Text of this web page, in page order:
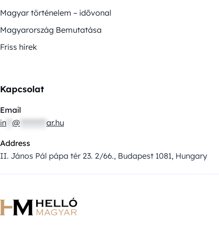
Magyar történelem – idővonal
Magyarország Bemutatása
Friss hírek
Kapcsolat
Email
in @ ar.hu
Address
II. János Pál pápa tér 23. 2/66., Budapest 1081, Hungary